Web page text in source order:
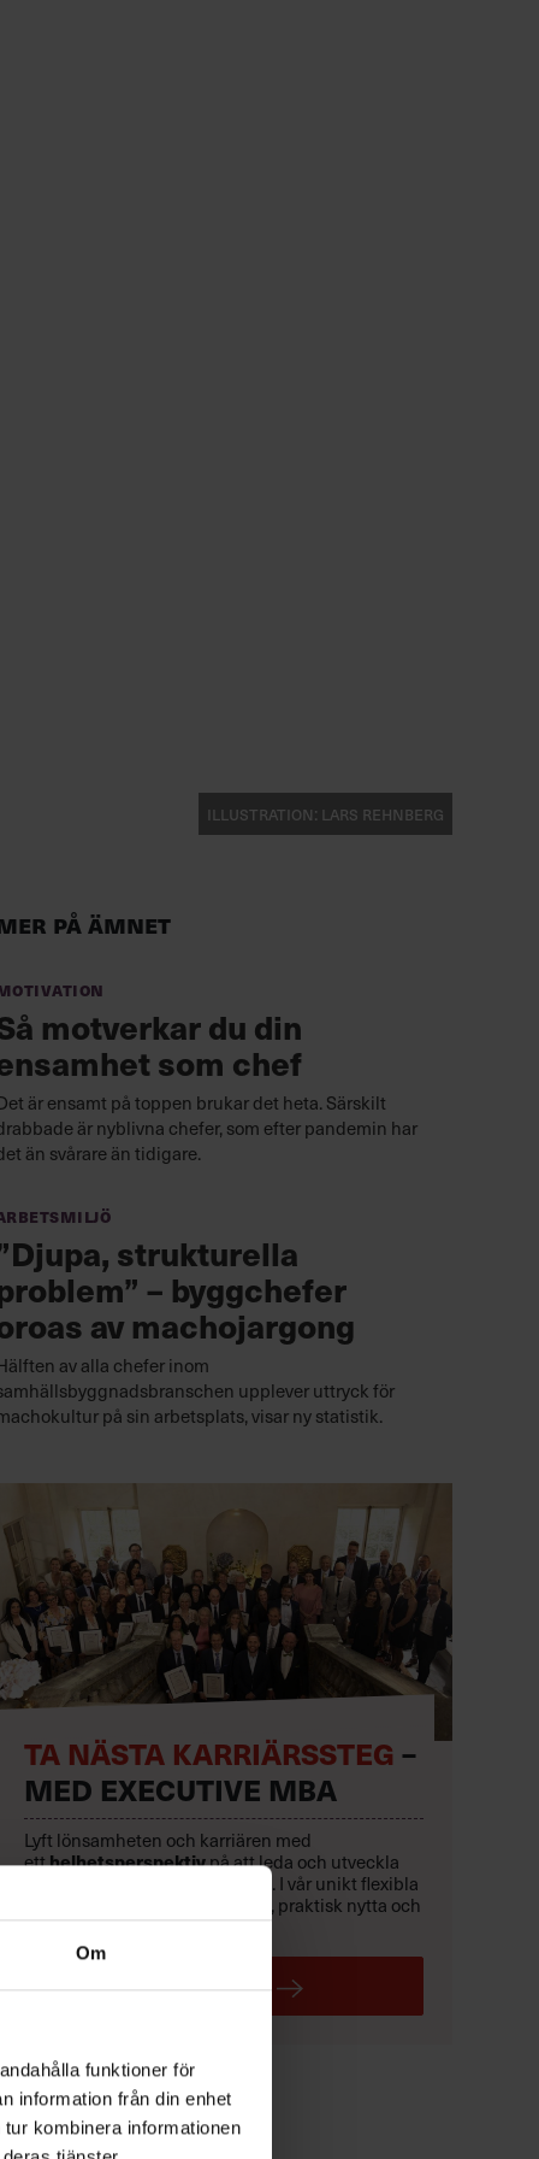
Om
funktioner för
information från din enhet
kombinera informationen
Illustration: Lars Rehnberg
på ämnet
motverkar du din
som chef
är ensamt på toppen brukar det heta. Särskilt
är nyblivna chefer, som efter pandemin har
än svårare än tidigare.
strukturella
– byggchefer
av machojargong
av alla chefer inom
upplever uttryck för
på sin arbetsplats, visar ny statistik.
TA NÄSTA KARRIÄRSSTEG –
MED EXECUTIVE MBA
Lyft lönsamheten och karriären med
etthelhetsperspektivpå att leda och utveckla
med affärsfokus. I vår unikt flexibla
får du träning, praktisk nytta och
ett exklusivt chefsnätverk.
LÄS MER